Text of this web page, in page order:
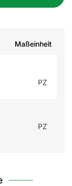
Maßeinheit
PZ
PZ